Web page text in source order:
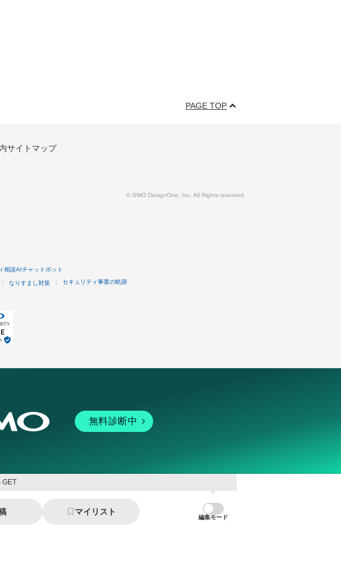
PAGE TOP
サイトマップ
© GMO DesignOne, Inc. All Rights reserved.
相談AIチャットボット
なりすまし対策 セキュリティ事業の軌跡
無料診断中
GET
マイリスト
編集モード